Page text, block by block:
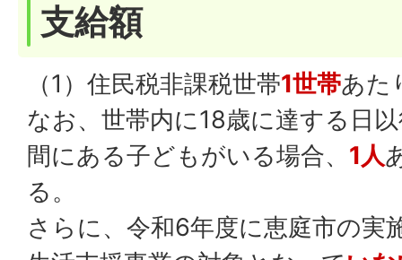
支給額
（1）住民税非課税世帯1世帯あた
なお、世帯内に18歳に達する日
間にある子どもがいる場合、 1人
る。
さらに、令和6年度に恵庭市の実